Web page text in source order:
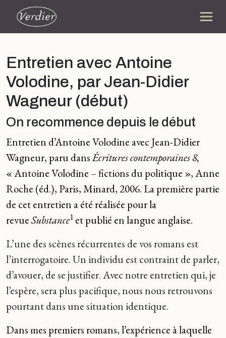
Entretien avec Antoine
Volodine, par Jean-Didier
Wagneur (début)
On recommence depuis le début
Entretien d’Antoine Volodine avec Jean-Didier
Wagneur, paru dansÉcritures contemporaines 8,
« Antoine Volodine – fictions du politique », Anne
Roche (éd.), Paris, Minard, 2006. La première partie
de cet entretien a été réalisée pour la
revueSubstance1 et publié en langue anglaise.
L’une des scènes récurrentes de vos romans est
l’interrogatoire. Un individu est contraint de parler,
d’avouer, de se justifier. Avec notre entretien qui, je
l’espère, sera plus pacifique, nous nous retrouvons
pourtant dans une situation identique.
Dans mes premiers romans, l’expérience à laquelle